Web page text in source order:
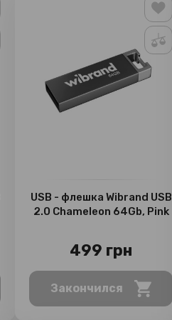
USB - флешка Wibrand USB
2.0 Chameleon 64Gb, Pink
499 грн
Закончился